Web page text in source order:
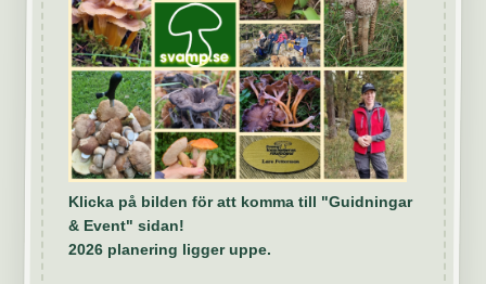
Klicka på bilden för att komma till "Guidningar
& Event" sidan!
2026 planering ligger uppe.